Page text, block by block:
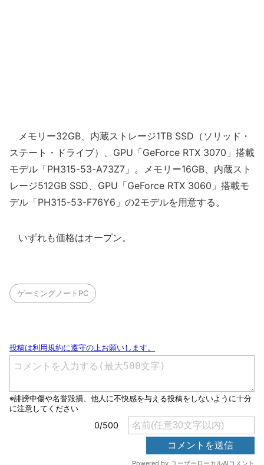
メモリー32GB、内蔵ストレージ1TB SSD（ソリッド・
ステート・ドライブ）、GPU「GeForce RTX 3070」搭載
モデル「PH315-53-A73Z7」。メモリー16GB、内蔵スト
レージ512GB SSD、GPU「GeForce RTX 3060」搭載モ
デル「PH315-53-F76Y6」の2モデルを用意する。
いずれも価格はオープン。
ゲーミングノートPC